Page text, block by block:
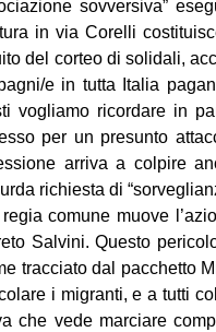
sovversiva”
in via Corelli
del corteo di solidali,
e in tutta Italia
vogliamo ricordare in
per un presunto
arriva a colpire
richiesta di
comune muove
Salvini. Questo
tracciato dal pacchetto
i migranti, e a tutti
che vede marciare